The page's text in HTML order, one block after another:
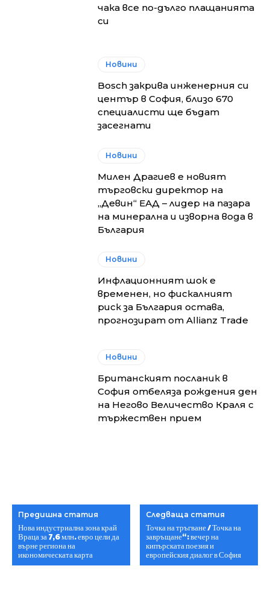
чака все по-дълго плащанията
си
Новини
Bosch закрива инженерния си
център в София, близо 670
специалисти ще бъдат
засегнати
Новини
Милен Драгиев е новият
търговски директор на
„Девин“ ЕАД – лидер на пазара
на минерална и изворна вода в
България
Новини
Инфлационният шок е
временен, но фискалният
риск за България остава,
прогнозират от Allianz Trade
Новини
Британският посланик в
София отбеляза рождения ден
на Негово Величество Краля с
тържествен прием
Предишна статия
Нова индустриална зона край
Враца за 7,6 млн. евро цели да
върне региона на
икономическата карта
Следваща статия
Точка на тръгване / Точка на
завръщане“: вечер на
кипърската поезия и
европейския диалог в София